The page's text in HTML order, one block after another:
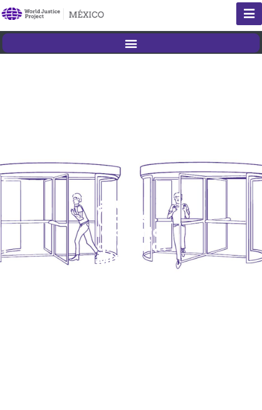
¿Qué
(no) es
la puerta
giratoria?
Mitos,